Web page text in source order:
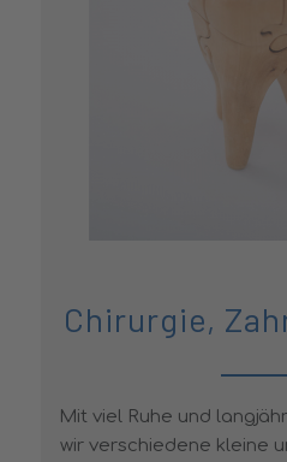
Chirurgie,
Mit viel Ruhe und
wir verschiedene kleine